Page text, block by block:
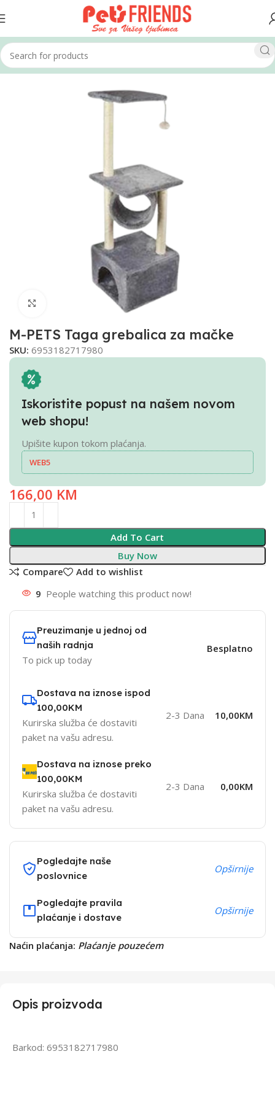
Home Mačke Grebalice
Click to enlarge
M-PETS Taga grebalica za mačke
SKU: 6953182717980
Iskoristite popust na našem novom
web shopu!
Upišite kupon tokom plaćanja.
WEB5
166,00 KM
Add To Cart
Buy Now
Compare
Add to wishlist
9 People watching this product now!
Preuzimanje u jednoj od
naših radnja
To pick up today
Besplatno
Dostava na iznose ispod
100,00KM
Kurirska služba će dostaviti
paket na vašu adresu.
2-3 Dana 10,00KM
Dostava na iznose preko
100,00KM
Kurirska služba će dostaviti
paket na vašu adresu.
2-3 Dana 0,00KM
Pogledajte naše
poslovnice
Opširnije
Pogledajte pravila
plaćanje i dostave
Opširnije
Naćin plaćanja: Plaćanje pouzećem
Opis proizvoda
Barkod: 6953182717980